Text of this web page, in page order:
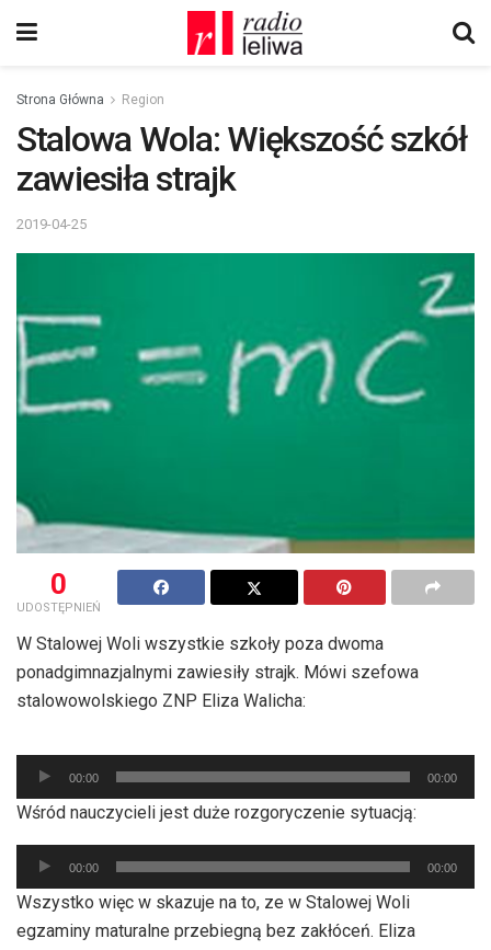
Strona Główna Region
Stalowa Wola: Większość szkół
zawiesiła strajk
2019-04-25
0
UDOSTĘPNIEŃ
W Stalowej Woli wszystkie szkoły poza dwoma
ponadgimnazjalnymi zawiesiły strajk. Mówi szefowa
stalowowolskiego ZNP Eliza Walicha:
Odtwarzacz
plików
dźwiękowych
00:00 00:00
Wśród nauczycieli jest duże rozgoryczenie sytuacją:
Odtwarzacz
plików
dźwiękowych
00:00 00:00
Wszystko więc w skazuje na to, ze w Stalowej Woli
egzaminy maturalne przebiegną bez zakłóceń. Eliza